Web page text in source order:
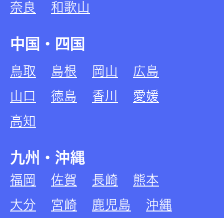
奈良
和歌山
中国・四国
鳥取 島根 岡山
広島
山口
徳島 香川
愛媛
高知
九州・沖縄
福岡 佐賀 長崎
熊本
大分
宮崎 鹿児島 沖縄